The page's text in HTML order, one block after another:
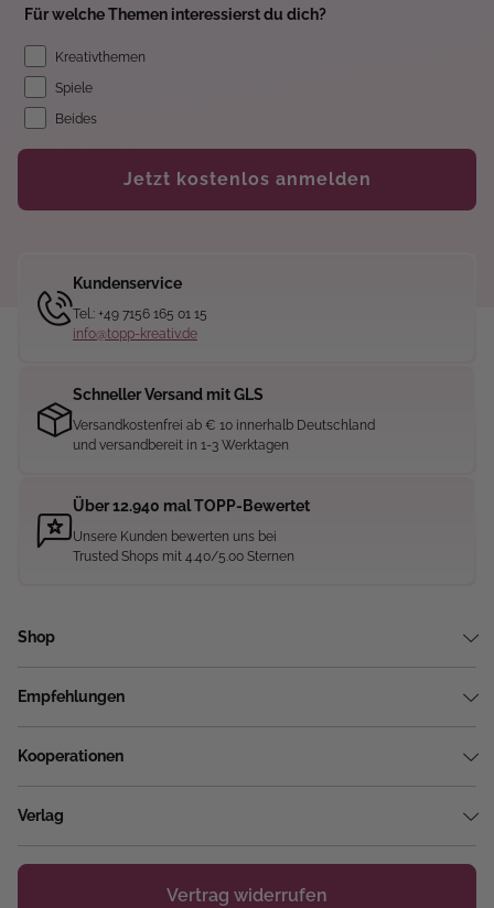
Für welche Themen interessierst du dich?
Kreativthemen
Spiele
Beides
Jetzt kostenlos anmelden
Kundenservice
Tel.: +49 7156 165 01 15
info@topp-kreativ.de
Schneller Versand mit GLS
Versandkostenfrei ab € 10 innerhalb Deutschland
und versandbereit in 1-3 Werktagen
Über 12.940 mal TOPP-Bewertet
Unsere Kunden bewerten uns bei
Trusted Shops mit 4.40/5.00 Sternen
Shop
Empfehlungen
Kooperationen
Verlag
Vertrag widerrufen